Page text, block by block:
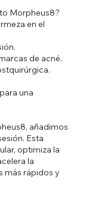
Morpheus8?
en el
de acné.
una
añadimos
Esta
optimiza la
la
más rápidos y